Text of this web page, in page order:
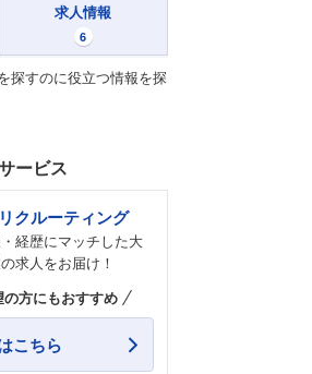
求人情報
6
探すのに役立つ情報を探
ービス
クルーティング
経歴にマッチした大
求人をお届け！
方にもおすすめ
こちら